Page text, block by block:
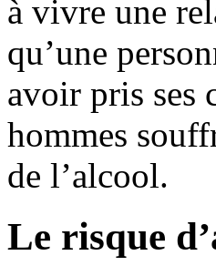
à vivre une
qu’une
avoir pris ses
hommes
de l’alcool.
Le risque